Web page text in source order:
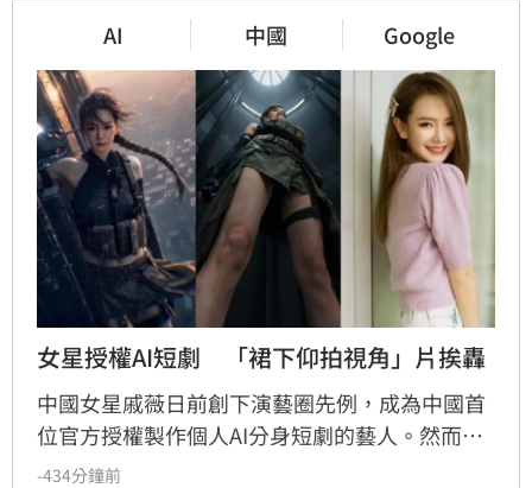
AI 中國 Google
女星授權AI短劇　「裙下仰拍視角」片挨轟
中國女星戚薇日前創下演藝圈先例，成為中國首
位官方授權製作個人AI分身短劇的藝人。然而，
由戚薇AI分身演出的首部作品《末日盛夏》今（7
-434分鐘前